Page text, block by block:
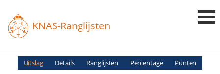
KNAS-Ranglijsten
Login
Uitslag Details Ranglijsten Percentage Punten